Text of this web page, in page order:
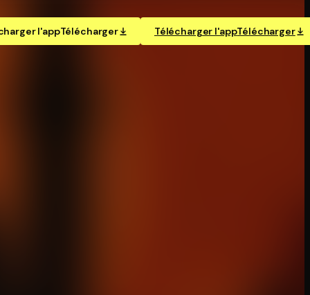
l'appTélécharger Télécharger l'appTélécharger